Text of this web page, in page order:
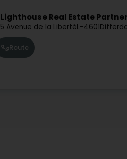
Lighthouse Real Estate
5 Avenue de la LibertéL-4601
Route